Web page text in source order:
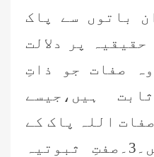
باتوں سے پاک
حقیقیہ پر دلالت
صفات جو ذاتِ
ہیں،جیسے
اللہ پاک کے
ہی ساتھ خاص ہیں۔3۔صفتِ ثبوتیہ